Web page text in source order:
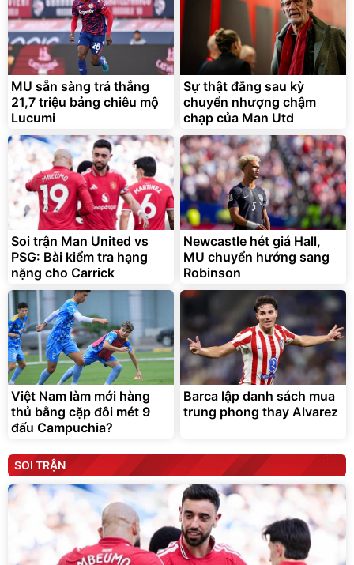
MU sẵn sàng trả thẳng
21,7 triệu bảng chiêu mộ
Lucumi
Sự thật đằng sau kỳ
chuyển nhượng chậm
chạp của Man Utd
Soi trận Man United vs
PSG: Bài kiểm tra hạng
nặng cho Carrick
Newcastle hét giá Hall,
MU chuyển hướng sang
Robinson
Việt Nam làm mới hàng
thủ bằng cặp đôi mét 9
đấu Campuchia?
Barca lập danh sách mua
trung phong thay Alvarez
SOI TRẬN